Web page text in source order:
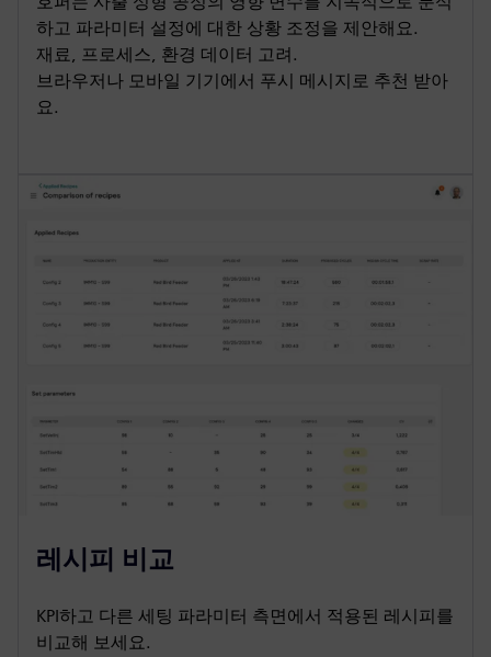
하고 파라미터 설정에 대한 상황 조정을 제안해요.
재료, 프로세스, 환경 데이터 고려.
브라우저나 모바일 기기에서 푸시 메시지로 추천 받아
요.
레시피 비교
KPI하고 다른 세팅 파라미터 측면에서 적용된 레시피를
비교해 보세요.